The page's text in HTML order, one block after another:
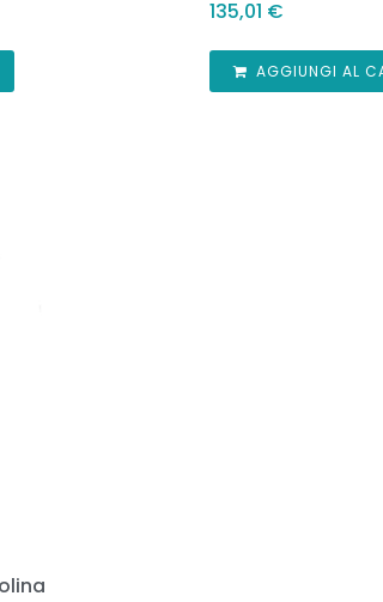
135,01 €
AGGIUNGI AL